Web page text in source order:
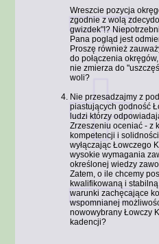
Wreszcie pozycja
zgodnie z wolą
gwizdek"!?
Pana pogląd jest
Proszę również
do połączenia
nie zmierza do
woli?
Nie przesadzajmy z
piastujących godność
ludzi którzy
Zrzeszeniu oceniać - z
kompetencji i
wyłączając Łowczego
wysokie wymagania
określonej wiedzy
Zatem, o ile chcemy
kwalifikowaną i
warunki zachęcające
wspomnianej
nowowybrany Łowczy
kadencji?